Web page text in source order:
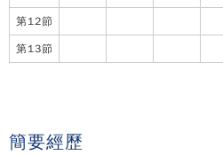
第12節
第13節
簡要經歷